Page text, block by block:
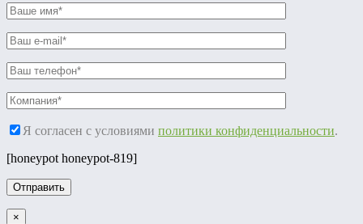
Я согласен с условиями политики конфиденциальности.
[honeypot honeypot-819]
×